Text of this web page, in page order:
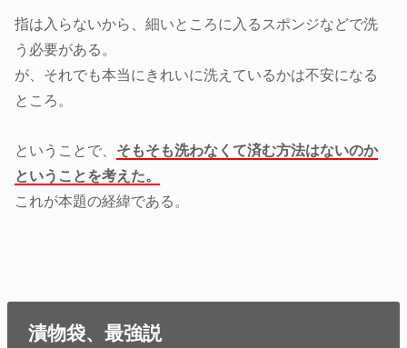
指は入らないから、細いところに入るスポンジなどで洗
う必要がある。
が、それでも本当にきれいに洗えているかは不安になる
ところ。
ということで、 そもそも洗わなくて済む方法はないのか
ということを考えた。
これが本題の経緯である。
漬物袋、最強説